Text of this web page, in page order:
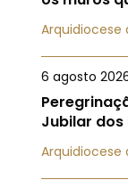
Arquidiocese
6 agosto
Jubilar dos
Arquidiocese